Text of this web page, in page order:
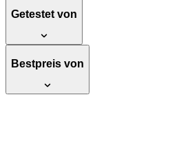
Getestet von
Bestpreis von